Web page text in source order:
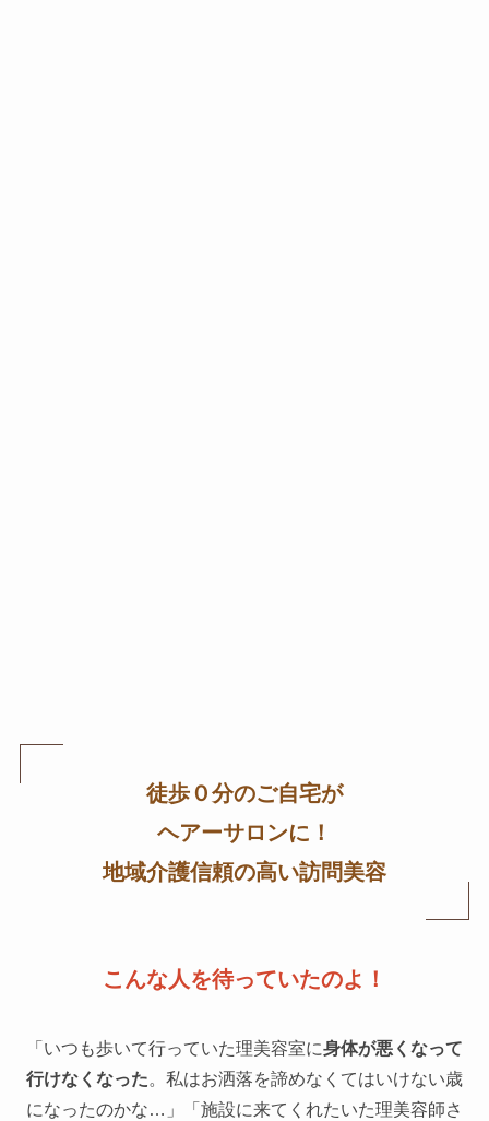
徒歩０分のご自宅が
ヘアーサロンに！
地域介護信頼の高い訪問美容
こんな人を待っていたのよ！
「いつも歩いて行っていた理美容室に身体が悪くなって
行けなくなった。私はお洒落を諦めなくてはいけない歳
になったのかな…」「施設に来てくれたいた理美容師さ